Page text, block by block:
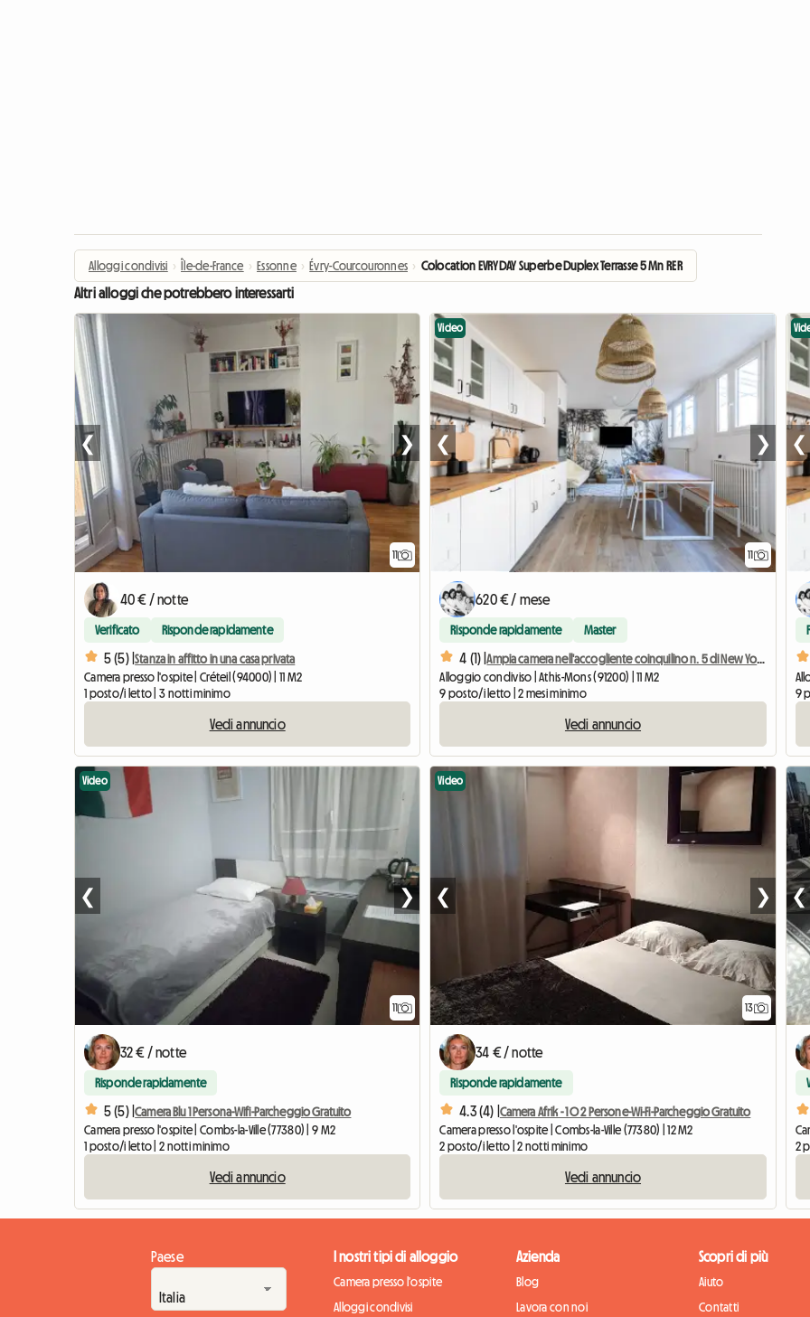
Alloggi condivisi › Île-de-France › Essonne › Évry-Courcouronnes › Colocation EVRYDAY Superbe Duplex Terrasse 5 Mn RER
Altri alloggi che potrebbero interessarti
11
❮ ❯
40 € / notte
Verificato Risponde rapidamente
5 (5) |Stanza in affitto in una casa privata
Camera presso l'ospite | Créteil (94000) | 11 M2
1 posto/i letto | 3 notti minimo
Vedi annuncio
11
Video
❮ ❯
620 € / mese
Risponde rapidamente Master
4 (1) |
Ampia camera nell'accogliente coinquilino n. 5 di New York vicino a Olry
Alloggio condiviso | Athis-Mons (91200) | 11 M2
9 posto/i letto | 2 mesi minimo
Vedi annuncio
❮
9
11
Video
❮ ❯
32 € / notte
Risponde rapidamente
5 (5) |Camera Blu 1 Persona-Wifi-Parcheggio Gratuito
Camera presso l'ospite | Combs-la-Ville (77380) | 9 M2
1 posto/i letto | 2 notti minimo
Vedi annuncio
13
Video
❮ ❯
34 € / notte
Risponde rapidamente
4.3 (4) | Camera Afrik - 1 O 2 Persone-Wi-Fi-Parcheggio Gratuito
Camera presso l'ospite | Combs-la-Ville (77380) | 12 M2
2 posto/i letto | 2 notti minimo
Vedi annuncio
❮
2
Paese I nostri tipi di alloggio
Camera presso l'ospite
Alloggi condivisi
Azienda
Blog
Lavora con noi
Scopri di più
Aiuto
Contatti